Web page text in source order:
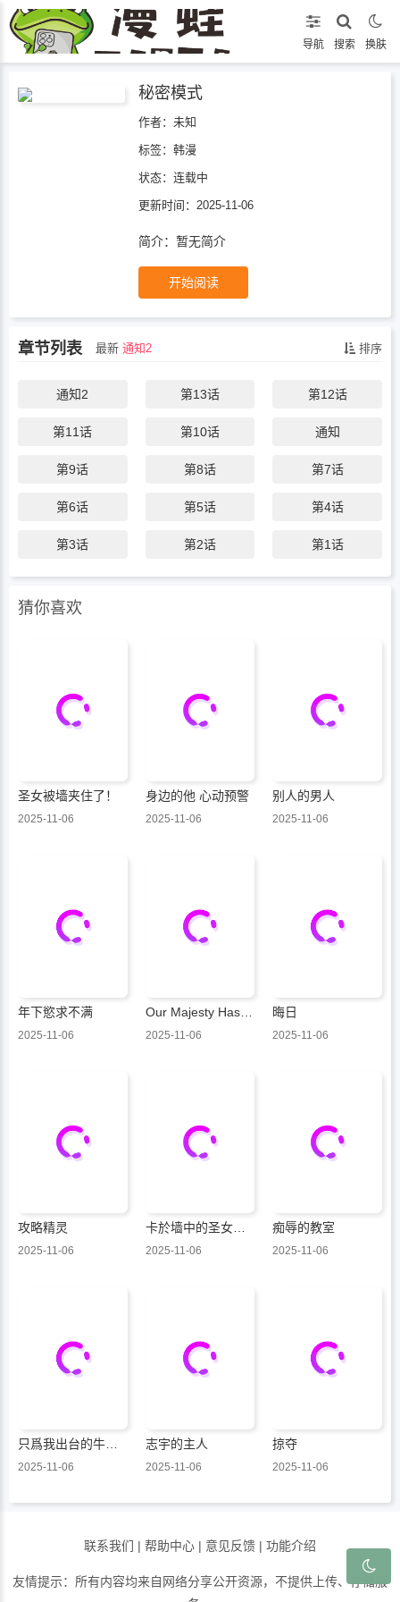
导航 搜索 换肤
秘密模式
作者：未知
标签： 韩漫
状态： 连载中
更新时间：2025-11-06
简介：暂无简介
开始阅读
章节列表 最新 通知2 排序
通知2 第13话 第12话
第11话 第10话 通知
第9话 第8话 第7话
第6话 第5话 第4话
第3话 第2话 第1话
猜你喜欢
圣女被墙夹住了！
2025-11-06
身边的他 心动预警
2025-11-06
别人的男人
2025-11-06
年下慾求不满
2025-11-06
Our Majesty Has Changed
2025-11-06
晦日
2025-11-06
攻略精灵
2025-11-06
卡於墙中的圣女殿下
2025-11-06
痴辱的教室
2025-11-06
2025-11-06
志宇的主人
2025-11-06
掠夺
2025-11-06
联系我们 | 帮助中心 | 意见反馈 | 功能介绍
友情提示：所有内容均来自网络分享公开资源，不提供上传、存储服